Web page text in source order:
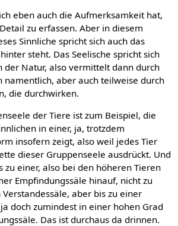
eben auch die Aufmerksamkeit hat,
zu erfassen. Aber in diesem
Sinnliche spricht sich auch das
steht. Das Seelische spricht sich
der Natur, also vermittelt dann durch
namentlich, aber auch teilweise durch
die durchwirken.
der Tiere ist zum Beispiel, die
in einer, ja, trotzdem
insofern zeigt, also weil jedes Tier
dieser Gruppenseele ausdrückt. Und
zu einer, also bei den höheren Tieren
Empfindungssäle hinauf, nicht zu
aber bis zu einer
doch zumindest in einer hohen Grad
Das ist durchaus da drinnen.